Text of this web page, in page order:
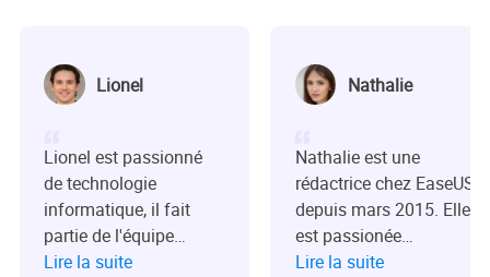
Lionel
Lionel est passionné
de technologie
informatique, il fait
partie de l'équipe
EaseUS depuis 8 ans,
Lire la suite
Nathalie
Nathalie est une
rédactrice chez EaseUS
depuis mars 2015. Elle
est passionée
d'informatique, ses
Lire la suite